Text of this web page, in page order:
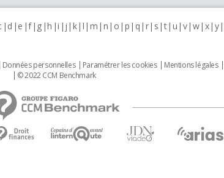
d e f g h i j k l m n o p q r s t u v w x y
Données personnelles Paramétrer les cookies Mentions légales
© 2022 CCM Benchmark